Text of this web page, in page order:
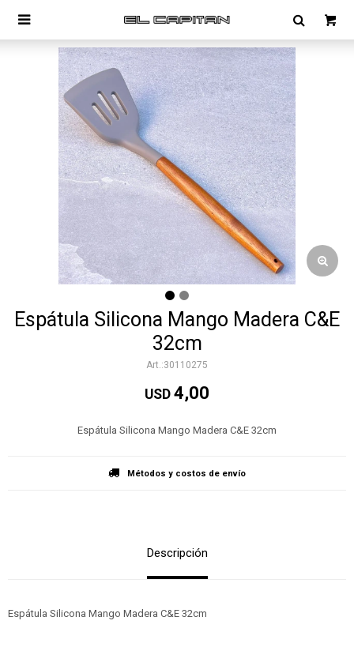

Espátula Silicona Mango Madera C&E
32cm
30110275
USD 4,00
Espátula Silicona Mango Madera C&E 32cm
Métodos y costos de envío
Descripción
Espátula Silicona Mango Madera C&E 32cm